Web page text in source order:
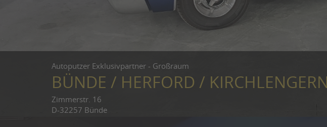
Autoputzer Exklusivpartner - Großraum
BÜNDE / HERFORD / KIRCHLENGERN
Zimmerstr. 16
D-32257 Bünde